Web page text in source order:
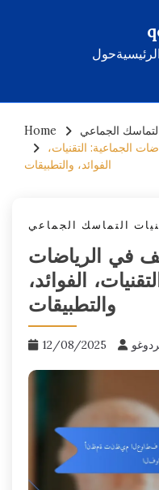
حولالرئيسية
content
Home
الجماعي
الجماعية: التقنيات،
الفوائد، والتطبيقات
التماسك الجماعي
في الرياضات
الفوائد،
والتطبيقات
12/08/2025